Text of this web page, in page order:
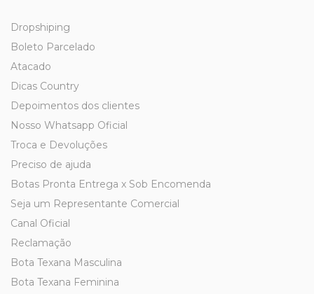
Dropshiping
Boleto Parcelado
Atacado
Dicas Country
Depoimentos dos clientes
Nosso Whatsapp Oficial
Troca e Devoluções
Preciso de ajuda
Botas Pronta Entrega x Sob Encomenda
Seja um Representante Comercial
Canal Oficial
Reclamação
Bota Texana Masculina
Bota Texana Feminina